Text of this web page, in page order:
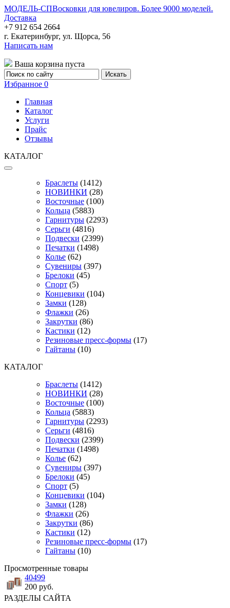
МОДЕЛЬ-СПВосковки для ювелиров. Более 9000 моделей.
Доставка
+7 912 654 2664
г. Екатеринбург, ул. Щорса, 56
Написать нам
Ваша корзина пуста
Избранное 0
Главная
Каталог
Услуги
Прайс
Отзывы
КАТАЛОГ
Браслеты (1412)
НОВИНКИ (28)
Восточные (100)
Кольца (5883)
Гарнитуры (2293)
Серьги (4816)
Подвески (2399)
Печатки (1498)
Колье (62)
Сувениры (397)
Брелоки (45)
Спорт (5)
Концевики (104)
Замки (128)
Флажки (26)
Закрутки (86)
Кастики (12)
Резиновые пресс-формы (17)
Гайтаны (10)
КАТАЛОГ
Браслеты (1412)
НОВИНКИ (28)
Восточные (100)
Кольца (5883)
Гарнитуры (2293)
Серьги (4816)
Подвески (2399)
Печатки (1498)
Колье (62)
Сувениры (397)
Брелоки (45)
Спорт (5)
Концевики (104)
Замки (128)
Флажки (26)
Закрутки (86)
Кастики (12)
Резиновые пресс-формы (17)
Гайтаны (10)
Просмотренные товары
40499
200 руб.
РАЗДЕЛЫ САЙТА